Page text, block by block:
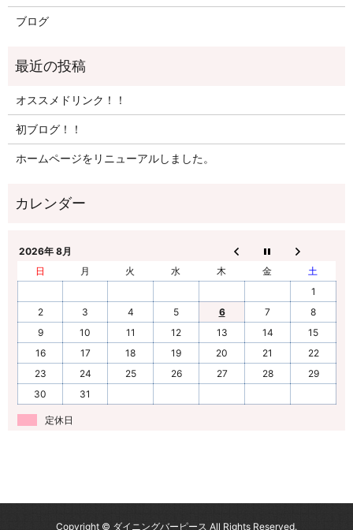
ブログ
オススメドリンク！！
初ブログ！！
ホームページをリニューアルしました。
2026年 8月
日
月 火 水 木 金
土
1
2
3 4 5 6 7
8
9
10 11 12 13 14
15
16
17 18 19 20 21
22
23
24 25 26 27 28
29
30
31
定休日
Copyright © ダイニングバーピース All Rights Reserved.